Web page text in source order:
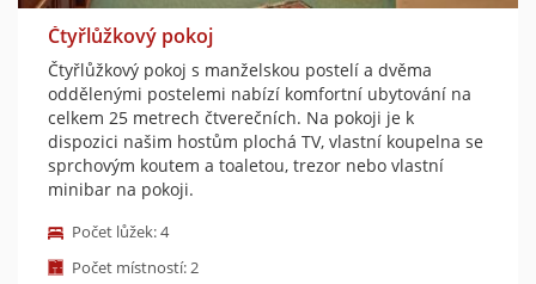
Čtyřlůžkový pokoj
Čtyřlůžkový pokoj s manželskou postelí a dvěma
oddělenými postelemi nabízí komfortní ubytování na
celkem 25 metrech čtverečních. Na pokoji je k
dispozici našim hostům plochá TV, vlastní koupelna se
sprchovým koutem a toaletou, trezor nebo vlastní
minibar na pokoji.
Počet lůžek: 4
Počet místností: 2